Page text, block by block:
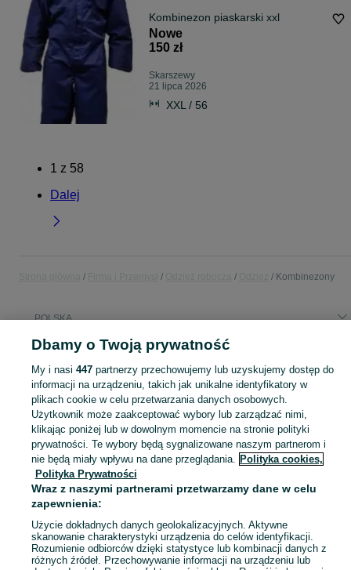
Kombinezon piaskarski xxl
Nowe
150 zł
Skarszewy
21 lipca 2026
XXL / 56
1 z 58
Dalej
Kombinezony
POLSKA
Sprzedaż kombinezonów roboczych w Polsce ▶️ Nowe i używane oferty ✅ Szeroki wybór produktów w atrakcyjnych cenach ✌ Przeglądaj ogłoszenia online na OLX.pl!
Mapa kategorii
Mapa miejscowości
Mapa ministron
Popularne wyszukiwania
Dbamy o Twoją prywatność
My i nasi 447partnerzy przechowujemy lub uzyskujemy dostęp do
informacji na urządzeniu, takich jak unikalne identyfikatory w
plikach cookie w celu przetwarzania danych osobowych.
Użytkownik może zaakceptować wybory lub zarządzać nimi,
klikając poniżej lub w dowolnym momencie na stronie polityki
prywatności. Te wybory będą sygnalizowane naszym partnerom i
nie będą miały wpływu na dane przeglądania. Polityka cookies,
Polityka Prywatności
Wraz z naszymi partnerami przetwarzamy dane w celu
zapewnienia:
Użycie dokładnych danych geolokalizacyjnych. Aktywne
skanowanie charakterystyki urządzenia do celów identyfikacji.
Rozumienie odbiorców dzięki statystyce lub kombinacji danych z
różnych źródeł. Przechowywanie informacji na urządzeniu lub